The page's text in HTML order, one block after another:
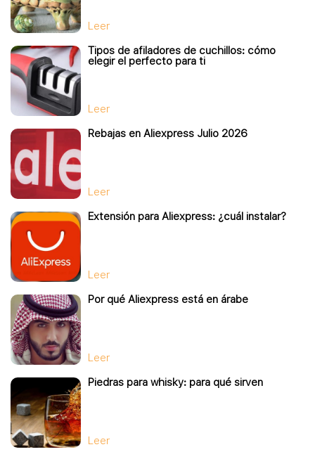
Leer
Tipos de afiladores de cuchillos: cómo
elegir el perfecto para ti
Leer
Rebajas en Aliexpress Julio 2026
Leer
Extensión para Aliexpress: ¿cuál instalar?
Leer
Por qué Aliexpress está en árabe
Leer
Piedras para whisky: para qué sirven
Leer